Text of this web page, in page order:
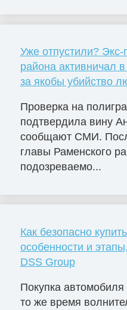
Уже отпустили? Экс-
района активничал
за якобы убийство
Проверка на
подтвердила вину
сообщают СМИ.
главы Раменского
подозреваемо...
Как безопасно
особенности и
DSS Group
Покупка
то же время